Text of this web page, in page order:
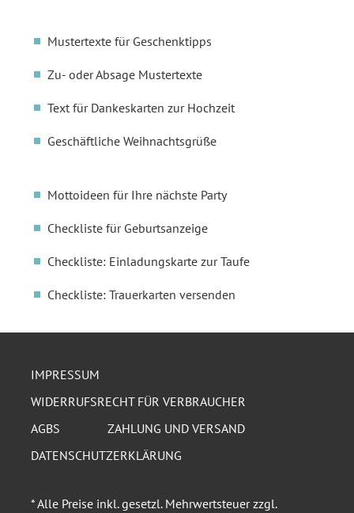
Mustertexte für Geschenktipps
Zu- oder Absage Mustertexte
Text für Dankeskarten zur Hochzeit
Geschäftliche Weihnachtsgrüße
Mottoideen für Ihre nächste Party
Checkliste für Geburtsanzeige
Checkliste: Einladungskarte zur Taufe
Checkliste: Trauerkarten versenden
IMPRESSUM
WIDERRUFSRECHT FÜR VERBRAUCHER
AGBS
ZAHLUNG UND VERSAND
DATENSCHUTZERKLÄRUNG
* Alle Preise inkl. gesetzl. Mehrwertsteuer zzgl.